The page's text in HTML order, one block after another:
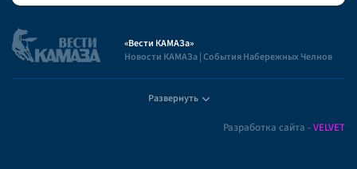
«Вести КАМАЗа»
Новости КАМАЗа | События Набережных Челнов
Развернуть
Разработка сайта -VELVET